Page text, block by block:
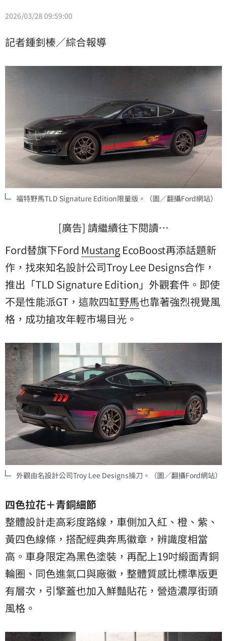
2026/03/28 09:59:00
記者鍾釗榛／綜合報導
福特野馬TLD Signature Edition限量版。（圖／翻攝Ford網站）
[廣告] 請繼續往下閱讀…
Ford替旗下Ford Mustang EcoBoost再添話題新
作，找來知名設計公司Troy Lee Designs合作，
推出「TLD Signature Edition」外觀套件。即使
不是性能派GT，這款四缸野馬也靠著強烈視覺風
格，成功搶攻年輕市場目光。
外觀由名設計公司Troy Lee Designs操刀。（圖／翻攝Ford網站）
四色拉花＋青銅細節
整體設計走高彩度路線，車側加入紅、橙、紫、
黃四色線條，搭配經典奔馬徽章，辨識度相當
高。車身限定為黑色塗裝，再配上19吋緞面青銅
輪圈、同色進氣口與廠徽，整體質感比標準版更
有層次，引擎蓋也加入鮮豔貼花，營造濃厚街頭
風格。